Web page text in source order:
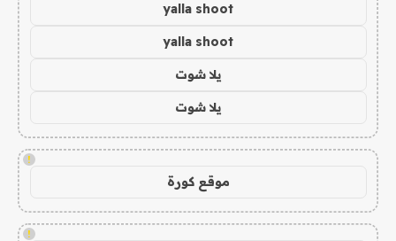
yalla shoot
yalla shoot
يلا شوت
يلا شوت
!
موقع كورة
!